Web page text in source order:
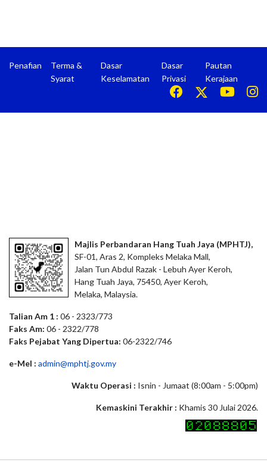
Penafian
Terma &
Syarat
Dasar
Keselamatan
Dasar
Privasi
Pautan
Kerajaan
Majlis Perbandaran Hang Tuah Jaya (MPHTJ),
SF-01, Aras 2, Kompleks Melaka Mall,
Jalan Tun Abdul Razak - Lebuh Ayer Keroh,
Hang Tuah Jaya, 75450, Ayer Keroh,
Melaka, Malaysia.
Talian Am 1 : 06 - 2323/773
Faks Am: 06 - 2322/778
Faks Pejabat Yang Dipertua: 06-2322/746
e-Mel : admin@mphtj.gov.my
Waktu Operasi : Isnin - Jumaat (8:00am - 5:00pm)
Kemaskini Terakhir : Khamis 30 Julai 2026.